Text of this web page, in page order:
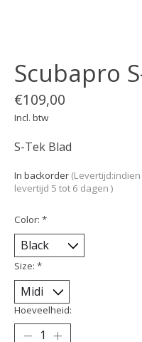
Scubapro
€109,00
Incl. btw
S-Tek Blad
In backorder
levertijd 5 tot 6 dagen )
Color: *
Size: *
Hoeveelheid: